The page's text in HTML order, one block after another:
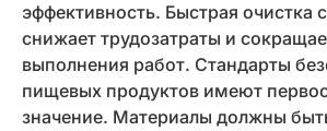
эффективность. Быстрая очистка
снижает трудозатраты и
выполнения работ. Стандарты
пищевых продуктов имеют
значение. Материалы должны